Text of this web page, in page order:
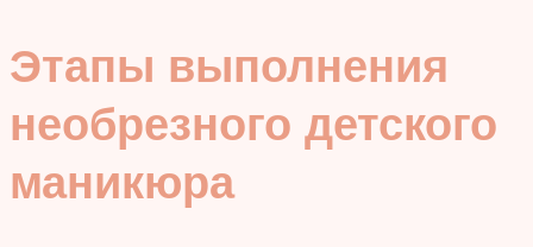
Этапы выполнения
необрезного детского
маникюра